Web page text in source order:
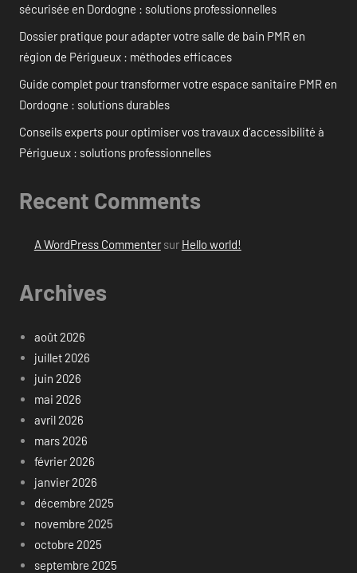
sécurisée en Dordogne : solutions professionnelles
Dossier pratique pour adapter votre salle de bain PMR en
région de Périgueux : méthodes efficaces
Guide complet pour transformer votre espace sanitaire PMR en
Dordogne : solutions durables
Conseils experts pour optimiser vos travaux d’accessibilité à
Périgueux : solutions professionnelles
Recent Comments
A WordPress Commentersur Hello world!
Archives
août 2026
juillet 2026
juin 2026
mai 2026
avril 2026
mars 2026
février 2026
janvier 2026
décembre 2025
novembre 2025
octobre 2025
septembre 2025